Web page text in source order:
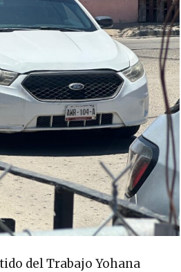
del Trabajo Yohana